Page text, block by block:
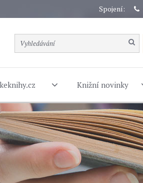
Spojení:
Knižní novinky